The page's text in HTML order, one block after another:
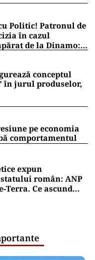
Politic! Patronul de
în cazul
de la Dinamo:
conceptul
în jurul produselor,
pe economia
comportamentul
expun
român: ANP
Ce ascund